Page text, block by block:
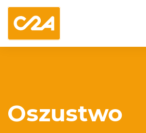
Oszustwo